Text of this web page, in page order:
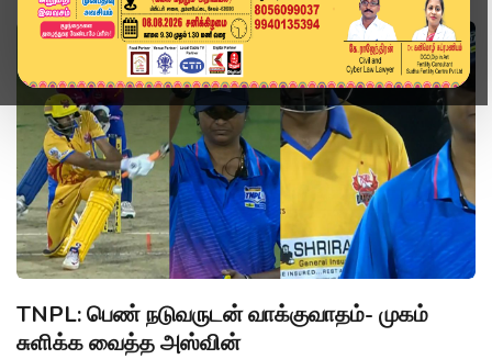
TNPL: பெண் நடுவருடன் வாக்குவாதம்- முகம்
சுளிக்க வைத்த அஸ்வின்